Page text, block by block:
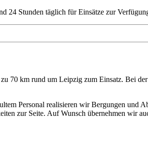
24 Stunden täglich für Einsätze zur
70 km rund um Leipzig zum Einsatz. Bei
Personal realisieren wir Bergungen und
zur Seite. Auf Wunsch übernehmen wir